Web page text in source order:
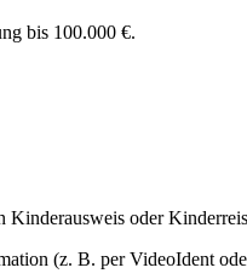
bis 100.000 €.
oder
(z. B. per VideoIdent